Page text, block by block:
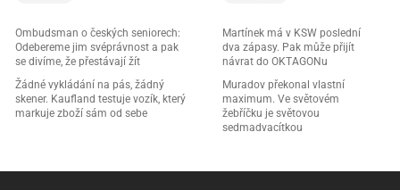
Ombudsman o českých seniorech:
Odebereme jim svéprávnost a pak
se divíme, že přestávají žít
Žádné vykládání na pás, žádný
skener. Kaufland testuje vozík, který
markuje zboží sám od sebe
Martínek má v KSW poslední
dva zápasy. Pak může přijít
návrat do OKTAGONu
Muradov překonal vlastní
maximum. Ve světovém
žebříčku je světovou
sedmadvacítkou